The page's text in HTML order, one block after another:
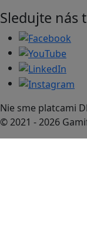
Sledujte nás
Nie sme platcami
© 2021 - 2026